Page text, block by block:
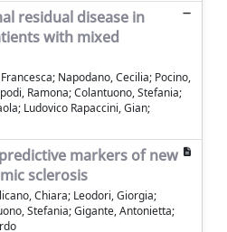
residual disease in
with mixed
Napodano, Cecilia; Pocino,
Ramona; Colantuono, Stefania;
Ludovico Rapaccini, Gian;
markers of new
sclerosis
Chiara; Leodori, Giorgia;
Stefania; Gigante, Antonietta;